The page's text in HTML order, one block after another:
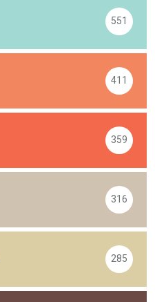
551
411
359
316
285